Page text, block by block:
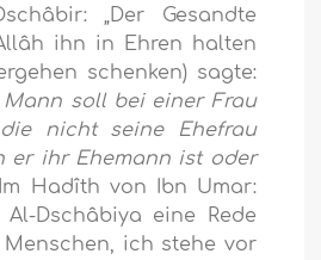
„Der Gesandte
ihn in Ehren halten
schenken) sagte:
Mann soll bei einer Frau
nicht seine Ehefrau
er ihr Ehemann ist oder
Hadîth von Ibn Umar:
Dschâbiya eine Rede
Menschen, ich stehe vor